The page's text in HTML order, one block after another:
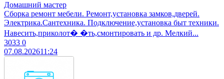
Домашний мастер
Сборка ремонт мебели. Ремонт,установка замков,дверей.
Электрика.Сантехника. Подключение,установка быт техники.
Навесить,приколот� �ть,смонтировать и др. Мелкий...
3033 0
07.08.202611:24